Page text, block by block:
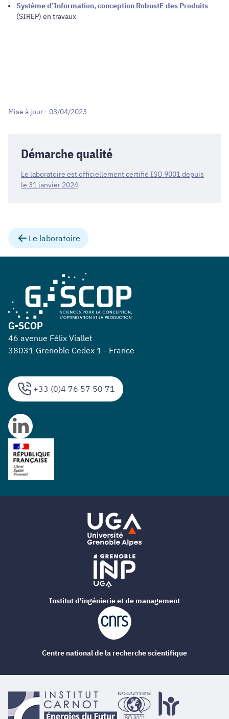
Système d’Information, conception RobustE des Produits
(SIREP) en travaux
Mise à jour - 03/04/2023
Démarche qualité
Le laboratoire est officiellement certifié ISO 9001 depuis
le 31 janvier 2024
Le laboratoire
+33 (0)4 76 57 50 71
G-SCOP
46 avenue Félix Viallet
38031 Grenoble Cedex 1 - France
Institut d'ingénierie et de management
Centre national de la recherche scientifique